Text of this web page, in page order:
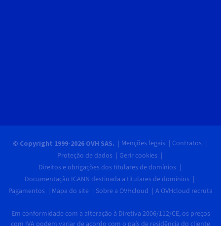
© Copyright 1999-2026 OVH SAS. Menções legais
Contratos
Proteção de dados
Gerir cookies
Direitos e obrigações dos titulares de domínios
Documentação ICANN destinada a titulares de domínios
Pagamentos
Mapa do site Sobre a OVHcloud A OVHcloud recruta
Em conformidade com a alteração à Diretiva 2006/112/CE, os preços
com IVA podem variar de acordo com o país de residência do cliente